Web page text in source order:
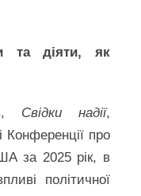
та діяти, як
Свідки надії,
Конференції про
за 2025 рік, в
політичної